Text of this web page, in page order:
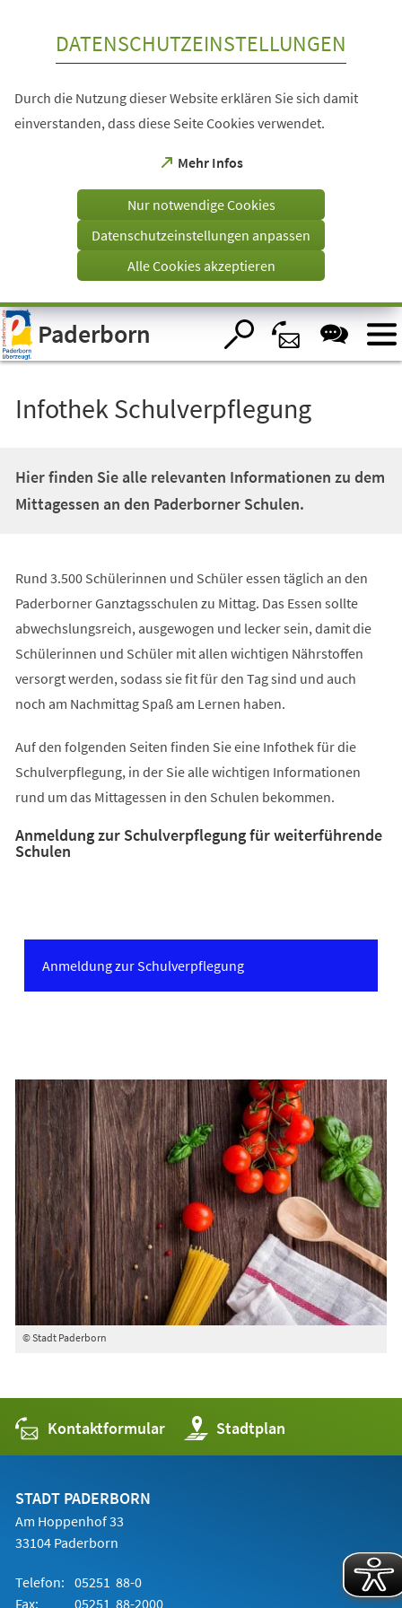
Visuelle
Assistenzsoftware
öffnen.
DATENSCHUTZEINSTELLUNGEN
Durch die Nutzung dieser Website erklären Sie sich damit
einverstanden, dass diese Seite Cookies verwendet.
Mehr Infos
(Öffnet
einem
Tab)
Nur notwendige Cookies
Datenschutzeinstellungen anpassen
Alle Cookies akzeptieren
Paderborn
Infothek Schulverpflegung
Hier finden Sie alle relevanten Informationen zu dem
Mittagessen an den Paderborner Schulen.
Rund 3.500 Schülerinnen und Schüler essen täglich an den
Paderborner Ganztagsschulen zu Mittag. Das Essen sollte
abwechslungsreich, ausgewogen und lecker sein, damit die
Schülerinnen und Schüler mit allen wichtigen Nährstoffen
versorgt werden, sodass sie fit für den Tag sind und auch
noch am Nachmittag Spaß am Lernen haben.
Auf den folgenden Seiten finden Sie eine Infothek für die
Schulverpflegung, in der Sie alle wichtigen Informationen
rund um das Mittagessen in den Schulen bekommen.
Anmeldung zur Schulverpflegung für weiterführende
Schulen
Anmeldung zur Schulverpflegung
© Stadt Paderborn
Kontaktformular Stadtplan
(Öffnet
in
einem
STADT PADERBORN
Am Hoppenhof 33
33104 Paderborn
Telefon: 05251 88-0
Fax:
05251 88-2000